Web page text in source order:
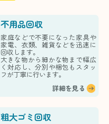
不用品回収
家庭などで不要になった家具や
家電、衣類、雑貨などを迅速に
回収します。
大きな物から細かな物まで幅広
く対応し、分別や梱包もスタッ
フが丁寧に行います。
詳細を見る
粗大ゴミ回収